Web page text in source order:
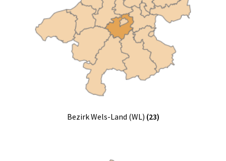
Bezirk Wels-Land (WL) (23)